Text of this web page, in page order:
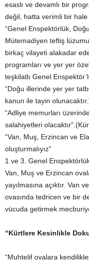
esaslı ve devamlı bir
değil, hatta verimli bir hale
“Genel Enspektörlük,
Mütemadiyen teftiş
birkaç vilayeti alakadar
programları ve yer yer
teşkilatlı Genel
“Doğu illerinde yer yer
kanun ile tayin
“Adliye memurları
salahiyetleri
“Van, Muş, Erzincan ve
oluşturmalıyız”
1 ve 3. Genel
Van, Muş ve Erzincan
yayılmasına açıktır. Van
ovasında tedricen ve bir
vücuda getirmek
“Kürtlere Kesinlikle
“Muhtelif ovalara